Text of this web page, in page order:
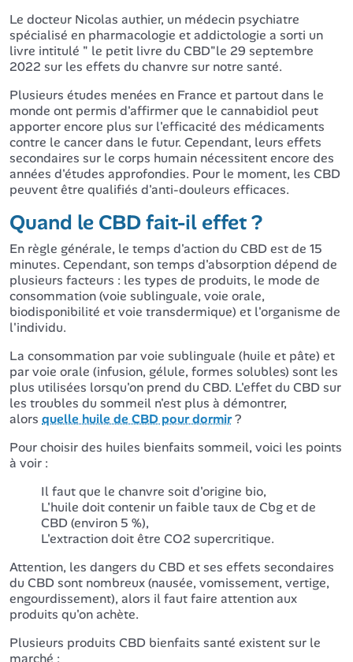
Le docteur Nicolas authier, un médecin psychiatre
spécialisé en pharmacologie et addictologie a sorti un
livre intitulé " le petit livre du CBD"le 29 septembre
2022 sur les effets du chanvre sur notre santé.
Plusieurs études menées en France et partout dans le
monde ont permis d'affirmer que le cannabidiol peut
apporter encore plus sur l'efficacité des médicaments
contre le cancer dans le futur. Cependant, leurs effets
secondaires sur le corps humain nécessitent encore des
années d'études approfondies. Pour le moment, les CBD
peuvent être qualifiés d'anti-douleurs efficaces.
Quand le CBD fait-il effet ?
En règle générale, le temps d'action du CBD est de 15
minutes. Cependant, son temps d'absorption dépend de
plusieurs facteurs : les types de produits, le mode de
consommation (voie sublinguale, voie orale,
biodisponibilité et voie transdermique) et l'organisme de
l'individu.
La consommation par voie sublinguale (huile et pâte) et
par voie orale (infusion, gélule, formes solubles) sont les
plus utilisées lorsqu'on prend du CBD. L'effet du CBD sur
les troubles du sommeil n'est plus à démontrer,
alors quelle huile de CBD pour dormir?
Pour choisir des huiles bienfaits sommeil, voici les points
à voir :
Il faut que le chanvre soit d'origine bio,
L'huile doit contenir un faible taux de Cbg et de
CBD (environ 5 %),
L'extraction doit être CO2 supercritique.
Attention, les dangers du CBD et ses effets secondaires
du CBD sont nombreux (nausée, vomissement, vertige,
engourdissement), alors il faut faire attention aux
produits qu'on achète.
Plusieurs produits CBD bienfaits santé existent sur le
marché :